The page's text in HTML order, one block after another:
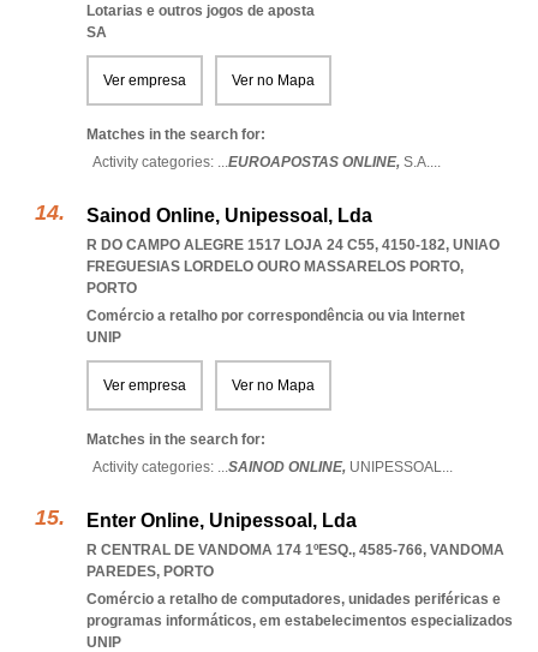
Lotarias e outros jogos de aposta
SA
Ver empresa Ver no Mapa
Matches in the search for:
Activity categories: ...EUROAPOSTAS ONLINE, S.A....
Sainod Online, Unipessoal, Lda
R DO CAMPO ALEGRE 1517 LOJA 24 C55, 4150-182, UNIAO
FREGUESIAS LORDELO OURO MASSARELOS PORTO,
PORTO
Comércio a retalho por correspondência ou via Internet
UNIP
Ver empresa Ver no Mapa
Matches in the search for:
Activity categories: ...SAINOD ONLINE, UNIPESSOAL...
Enter Online, Unipessoal, Lda
R CENTRAL DE VANDOMA 174 1ºESQ., 4585-766, VANDOMA
PAREDES, PORTO
Comércio a retalho de computadores, unidades periféricas e
programas informáticos, em estabelecimentos especializados
UNIP